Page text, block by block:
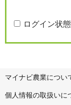
ログイン状
マイナビ農業につい
個人情報の取扱いに